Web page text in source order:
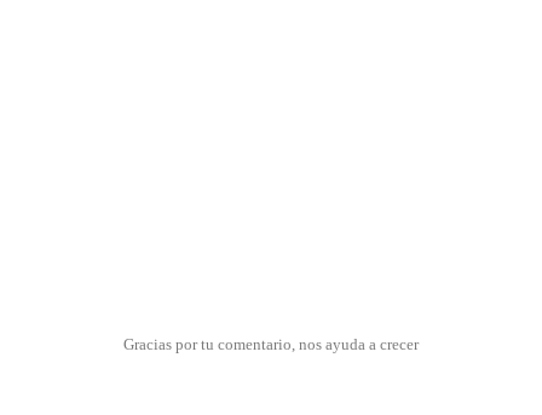
Gracias por tu comentario, nos ayuda a crecer